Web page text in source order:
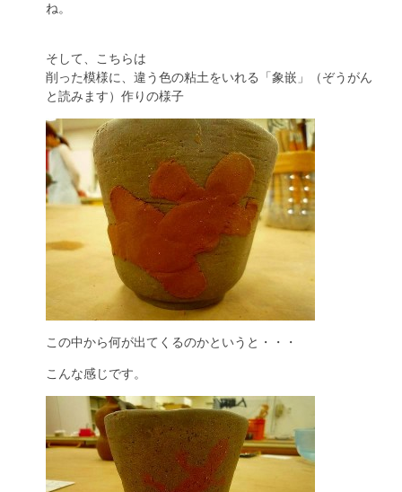
ね。
そして、こちらは
削った模様に、違う色の粘土をいれる「象嵌」（ぞうがん
と読みます）作りの様子
この中から何が出てくるのかというと・・・
こんな感じです。